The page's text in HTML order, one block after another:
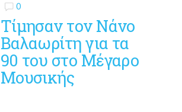
0
Τίμησαν τον Νάνο
Βαλαωρίτη για τα
90 του στο Μέγαρο
Μουσικής